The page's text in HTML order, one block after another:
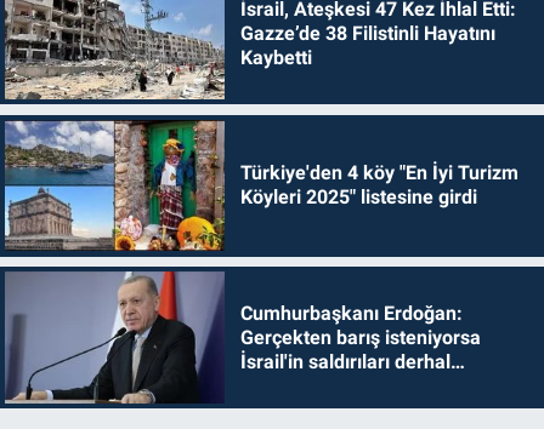
İsrail, Ateşkesi 47 Kez İhlal Etti:
Gazze’de 38 Filistinli Hayatını
Kaybetti
Türkiye'den 4 köy "En İyi Turizm
Köyleri 2025" listesine girdi
Cumhurbaşkanı Erdoğan:
Gerçekten barış isteniyorsa
İsrail'in saldırıları derhal